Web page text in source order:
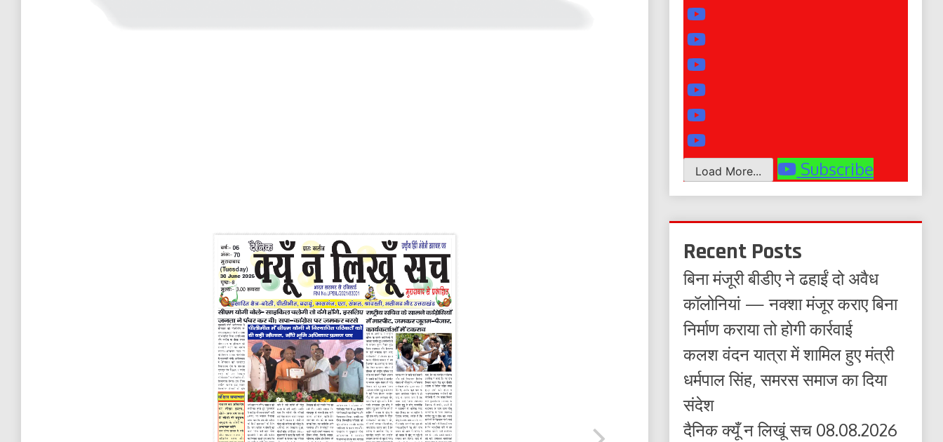
Load More... Subscribe
Recent Posts
बिना मंजूरी बीडीए ने ढहाईं दो अवैध
कॉलोनियां — नक्शा मंजूर कराए बिना
निर्माण कराया तो होगी कार्रवाई
कलश वंदन यात्रा में शामिल हुए मंत्री
धर्मपाल सिंह, समरस समाज का दिया
संदेश
दैनिक क्यूँ न लिखूं सच 08.08.2026